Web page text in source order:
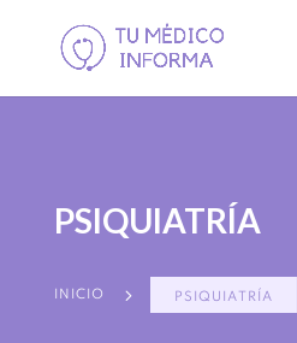
PSIQUIATRÍA
INICIO 5 PSIQUIATRÍA